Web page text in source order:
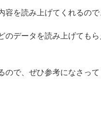
容を読み上げてくれるの
のデータを読み上げても
で、ぜひ参考になさって